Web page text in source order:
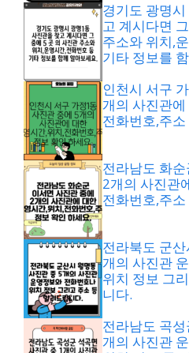
경기도 광명
고 계시다면
주소와 위치,
기타 정보를
인천시 서구
개의 사진관
전화번호,주
전라남도 화
2개의 사진관
전화번호,주
전라북도 군
개의 사진관
위치 정보 그
니다.
전라남도 곡
개의 사진관